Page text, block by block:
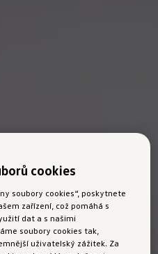
cookies
soubory cookies“, poskytnete
zařízení, což pomáhá s
dat a s našimi
soubory cookies tak,
uživatelský zážitek. Za